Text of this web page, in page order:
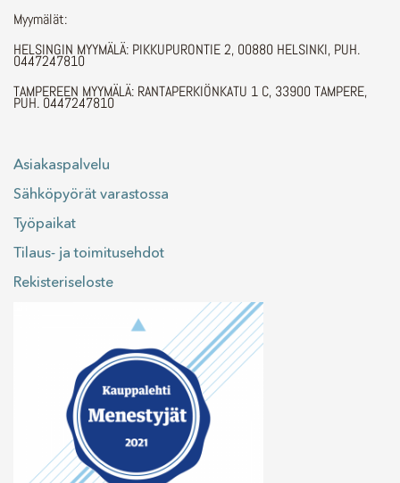
Myymälät:
HELSINGIN MYYMÄLÄ: PIKKUPURONTIE 2, 00880 HELSINKI, PUH.
0447247810
TAMPEREEN MYYMÄLÄ: RANTAPERKIÖNKATU 1 C, 33900 TAMPERE,
PUH. 0447247810
Asiakaspalvelu
Sähköpyörät varastossa
Työpaikat
Tilaus- ja toimitusehdot
Rekisteriseloste